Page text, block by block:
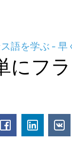
語を学ぶ -
にフ